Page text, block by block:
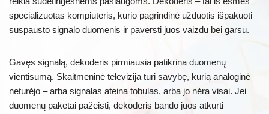
specializuotas kompiuteris, kurio pagrindinė užduotis išpakuoti
suspausto signalo duomenis ir paversti juos vaizdu bei garsu.
Gavęs signalą, dekoderis pirmiausia patikrina duomenų
vientisumą. Skaitmeninė televizija turi savybę, kurią analoginė
neturėjo – arba signalas ateina tobulas, arba jo nėra visai. Jei
duomenų paketai pažeisti, dekoderis bando juos atkurti